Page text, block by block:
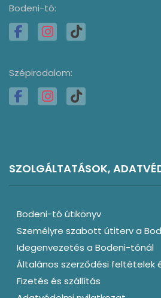
Bodeni-tó:
Szépirodalom:
SZOLGÁLTATÁSOK,
Bodeni-tó útikönyv
Személyre szabott útiterv a
Idegenvezetés a Bodeni-tónál
Általános szerződési feltételek
Fizetés és szállítás